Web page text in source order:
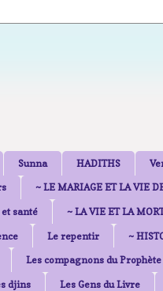
Sunna HADITHS
~ LE MARIAGE ET LA VIE
santé ~ LA VIE ET LA
Le repentir ~
Les compagnons du
djins Les Gens du Livre